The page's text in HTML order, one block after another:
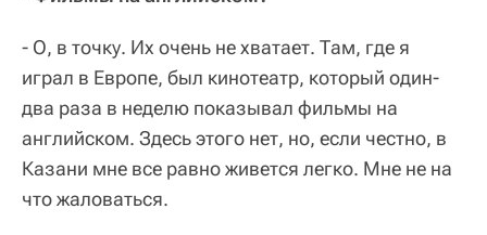
- О, в точку. Их очень не хватает. Там, где я
играл в Европе, был кинотеатр, который один-
два раза в неделю показывал фильмы на
английском. Здесь этого нет, но, если честно, в
Казани мне все равно живется легко. Мне не на
что жаловаться.